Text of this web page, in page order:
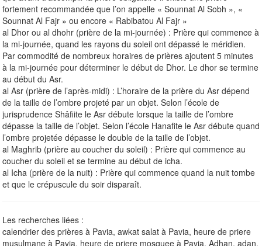
fortement recommandée que l’on appelle « Sounnat Al Sobh », «
Sounnat Al Fajr » ou encore « Rabibatou Al Fajr »
al Dhor ou al dhohr (prière de la mi-journée) : Prière qui commence à
la mi-journée, quand les rayons du soleil ont dépassé le méridien.
Par commodité de nombreux horaires de prières ajoutent 5 minutes
à la mi-journée pour déterminer le début de Dhor. Le dhor se termine
au début du Asr.
al Asr (prière de l’après-midi) : L’horaire de la prière du Asr dépend
de la taille de l’ombre projeté par un objet. Selon l’école de
jurisprudence Shâfiite le Asr débute lorsque la taille de l’ombre
dépasse la taille de l’objet. Selon l’école Hanafite le Asr débute quand
l’ombre projetée dépasse le double de la taille de l’objet.
al Maghrib (prière au coucher du soleil) : Prière qui commence au
coucher du soleil et se termine au début de icha.
al Icha (prière de la nuit) : Prière qui commence quand la nuit tombe
et que le crépuscule du soir disparaît.
Les recherches liées :
calendrier des prières à Pavia, awkat salat à Pavia, heure de priere
musulmane à Pavia, heure de priere mosquee à Pavia, Adhan, adan,